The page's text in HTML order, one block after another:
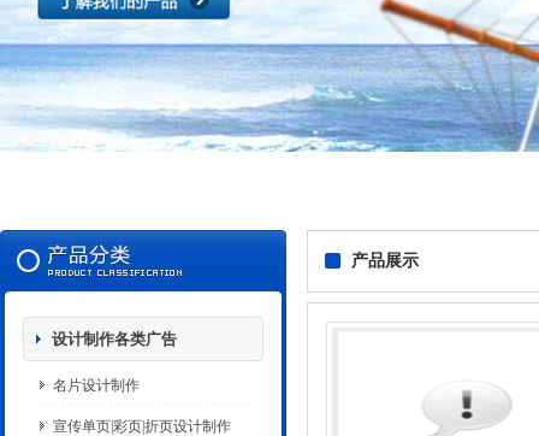
设计制作各类广告
名片设计制作
宣传单页|彩页|折页设计制作
产品展示